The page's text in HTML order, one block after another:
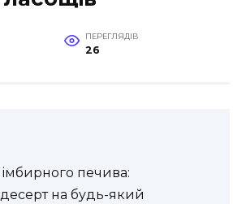
ПЕРЕГЛЯДІВ
26
печива:
на будь-який